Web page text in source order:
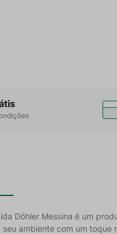
Döhler Messina é um
ambiente com um toque